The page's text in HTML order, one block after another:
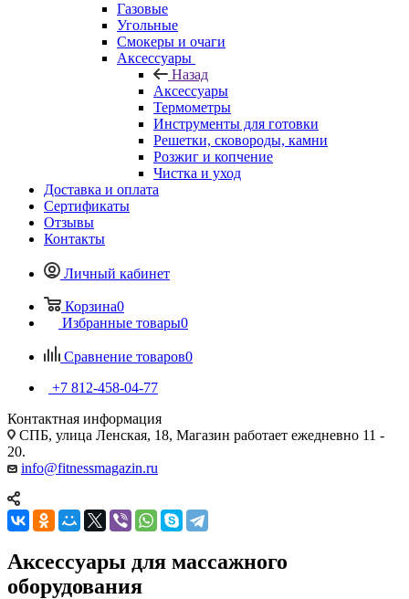
Газовые
Угольные
Смокеры и очаги
Аксессуары
Назад
Аксессуары
Термометры
Инструменты для готовки
Решетки, сковороды, камни
Розжиг и копчение
Чистка и уход
Доставка и оплата
Сертификаты
Отзывы
Контакты
Личный кабинет
Корзина0
Избранные товары0
Сравнение товаров0
+7 812-458-04-77
Контактная информация
СПБ, улица Ленская, 18, Магазин работает ежедневно 11 -
20.
info@fitnessmagazin.ru
Аксессуары для массажного
оборудования